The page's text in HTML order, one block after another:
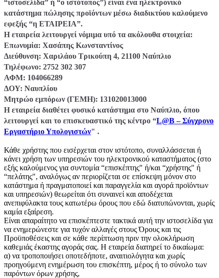
“ιστοσελίδα” ή “ο ιστότοπος”) είναι ένα ηλεκτρονικό
κατάστημα πώλησης προϊόντων μέσω διαδικτύου καλούμενο
εφεξής “η ΕΤΑΙΡΕΙΑ”.
Η εταιρεία λειτουργεί νόμιμα υπό τα ακόλουθα στοιχεία:
Επωνυμία: Χασάπης Κωνσταντίνος
Διεύθυνση: Χαριλάου Τρικούπη 4, 21100 Ναύπλιο
Τηλέφωνο: 2752 302 307
ΑΦΜ: 104066289
ΔΟΥ: Ναυπλίου
Μητρώο εμπόρων (ΓΕΜΗ): 131020013000
Η εταιρεία διαθέτει φυσικό κατάστημα στο Ναύπλιο, όπου
λειτουργεί και το επισκευαστικό της κέντρο “L@B – Σύγχρονο
Εργαστήριο Υπολογιστών" .
Κάθε χρήστης που εισέρχεται στον ιστότοπο, συναλλάσσεται ή
κάνει χρήση των υπηρεσιών του ηλεκτρονικού καταστήματος (στο
εξής καλούμενος για συντομία “επισκέπτης" ή/και “χρήστης" ή
“πελάτης", αναλόγως αν περιορίζεται σε επίσκεψη μόνον στο
κατάστημα ή πραγματοποιεί και παραγγελία και αγορά προϊόντων
και υπηρεσιών) θεωρείται ότι συναινεί και αποδέχεται
ανεπιφύλακτα τους κατωτέρω όρους που εδώ διατυπώνονται, χωρίς
καμία εξαίρεση.
Είναι απαραίτητο να επισκέπτεστε τακτικά αυτή την ιστοσελίδα για
να ενημερώνεστε για τυχόν αλλαγές στους Όρους και τις
Προϋποθέσεις και σε κάθε περίπτωση πριν την ολοκλήρωση
καθεμιάς έκαστης αγοράς σας. Η εταιρεία διατηρεί το δικαίωμα:
α) να τροποποιήσει οποτεδήποτε, αναιτιολόγητα και χωρίς
προηγούμενη ενημέρωση του επισκέπτη, μέρος ή το σύνολο των
παρόντων όρων χρήσης,